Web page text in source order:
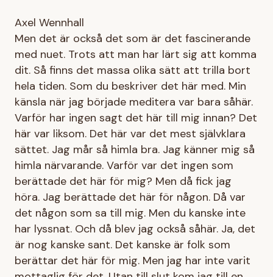
Axel Wennhall
Men det är också det som är det fascinerande
med nuet. Trots att man har lärt sig att komma
dit. Så finns det massa olika sätt att trilla bort
hela tiden. Som du beskriver det här med. Min
känsla när jag började meditera var bara såhär.
Varför har ingen sagt det här till mig innan? Det
här var liksom. Det här var det mest självklara
sättet. Jag mår så himla bra. Jag känner mig så
himla närvarande. Varför var det ingen som
berättade det här för mig? Men då fick jag
höra. Jag berättade det här för någon. Då var
det någon som sa till mig. Men du kanske inte
har lyssnat. Och då blev jag också såhär. Ja, det
är nog kanske sant. Det kanske är folk som
berättar det här för mig. Men jag har inte varit